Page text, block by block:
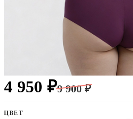
4 950 ₽9 900 ₽
ЦВЕТ